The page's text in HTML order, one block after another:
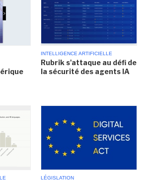
INTELLIGENCE ARTIFICIELLE
Rubrik s'attaque au défi de
la sécurité des agents IA
LÉGISLATION